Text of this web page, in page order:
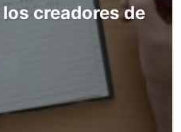
creadores de